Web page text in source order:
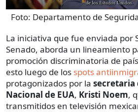
Foto: Departamento de
La iniciativa que fue enviada por
Senado, aborda un lineamiento
promoción discriminatoria de
esto luego de los spots
protagonizados por la secretaria
Nacional de EUA, Kristi Noem,
transmitidos en televisión